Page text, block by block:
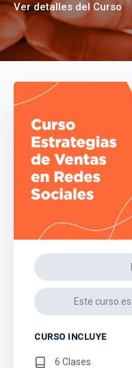
Ver detalles del Curso
Este curso
CURSO INCLUYE
6 Clases